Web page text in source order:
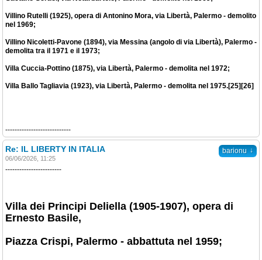
Villino Rutelli (1925), opera di Antonino Mora, via Libertà, Palermo - demolito
nel 1969;
Villino Nicoletti-Pavone (1894), via Messina (angolo di via Libertà), Palermo -
demolita tra il 1971 e il 1973;
Villa Cuccia-Pottino (1875), via Libertà, Palermo - demolita nel 1972;
Villa Ballo Tagliavia (1923), via Libertà, Palermo - demolita nel 1975.[25][26]
----------------------------
barionu ↓
Re: IL LIBERTY IN ITALIA
06/06/2026, 11:25
------------------------
Villa dei Principi Deliella (1905-1907), opera di
Ernesto Basile,
Piazza Crispi, Palermo - abbattuta nel 1959;